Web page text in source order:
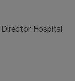
Director Hospital